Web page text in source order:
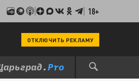
18+
ОТКЛЮЧИТЬ РЕКЛАМУ